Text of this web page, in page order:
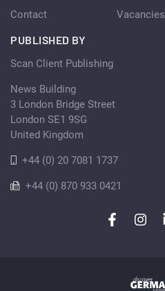
Contact Vacancies
PUBLISHED BY
Scan Client Publishing
News Building
3 London Bridge Street
London SE1 9SG
United Kingdom
+44 (0) 20 7081 1737
+44 (0) 870 933 0421